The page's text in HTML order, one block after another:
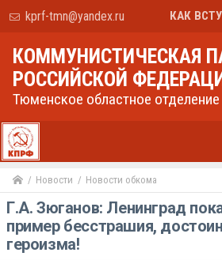
kprf-tmn@yandex.ru КАК
КОММУНИСТИЧЕСКАЯ
РОССИЙСКОЙ
Тюменское областное отделение
Новости Новости обкома
Г.А. Зюганов: Ленинград
пример бесстрашия,
героизма!